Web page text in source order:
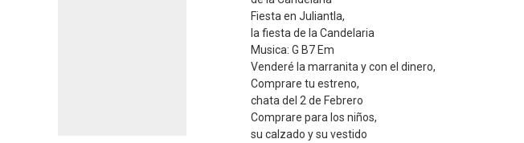
Fiesta en Juliantla,
la fiesta de la Candelaria
Musica: G B7 Em
Venderé la marranita y con el dinero,
Comprare tu estreno,
chata del 2 de Febrero
Comprare para los niños,
su calzado y su vestido